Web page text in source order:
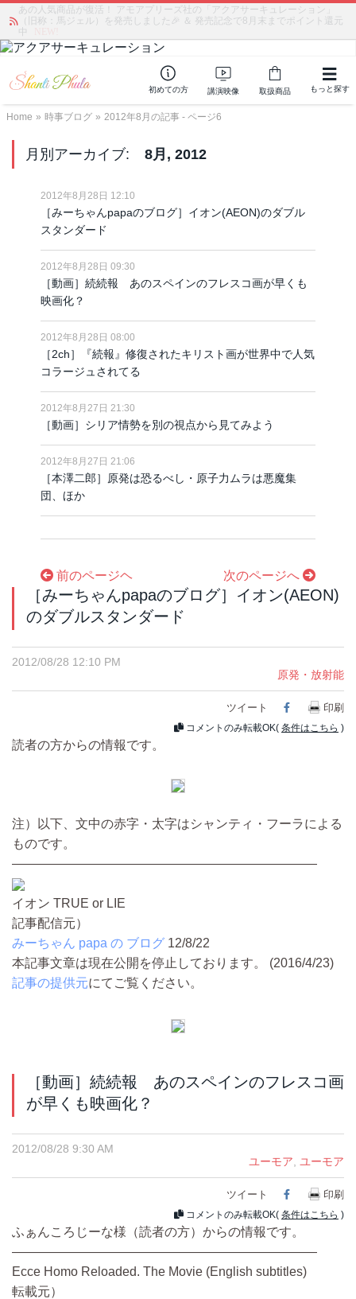
あの人気商品が復活！ アモアプリーズ社の「アクアサーキュレーション」
（旧称：馬ジェル）を発売しました🎉 ＆ 発売記念で8月末までポイント還元
中
初めての方 講演映像 取扱商品 もっと探す
Home » 時事ブログ » 2012年8月の記事 - ページ6
月別アーカイブ: 8月, 2012
2012年8月28日 12:10
［みーちゃんpapaのブログ］イオン(AEON)のダブル
スタンダード
2012年8月28日 09:30
［動画］続続報 あのスペインのフレスコ画が早くも
映画化？
2012年8月28日 08:00
［2ch］『続報』修復されたキリスト画が世界中で人気
コラージュされてる
2012年8月27日 21:30
［動画］シリア情勢を別の視点から見てみよう
2012年8月27日 21:06
［本澤二郎］原発は恐るべし・原子力ムラは悪魔集
団、ほか
前のページヘ 次のページへ
［みーちゃんpapaのブログ］イオン(AEON)
のダブルスタンダード
2012/08/28 12:10 PM
原発・放射能
ツイート Facebook
印刷
コメントのみ転載OK( 条件はこちら )
読者の方からの情報です。
注）以下、文中の赤字・太字はシャンティ・フーラによる
ものです。
————————————————————————
イオン TRUE or LIE
記事配信元）
みーちゃん papa の ブログ 12/8/22
本記事文章は現在公開を停止しております。 (2016/4/23)
記事の提供元にてご覧ください。
［動画］続続報 あのスペインのフレスコ画
が早くも映画化？
2012/08/28 9:30 AM
ユーモア
ユーモア
ツイート Facebook
印刷
コメントのみ転載OK( 条件はこちら )
ふぁんころじーな様（読者の方）からの情報です。
————————————————————————
Ecce Homo Reloaded. The Movie (English subtitles)
転載元）